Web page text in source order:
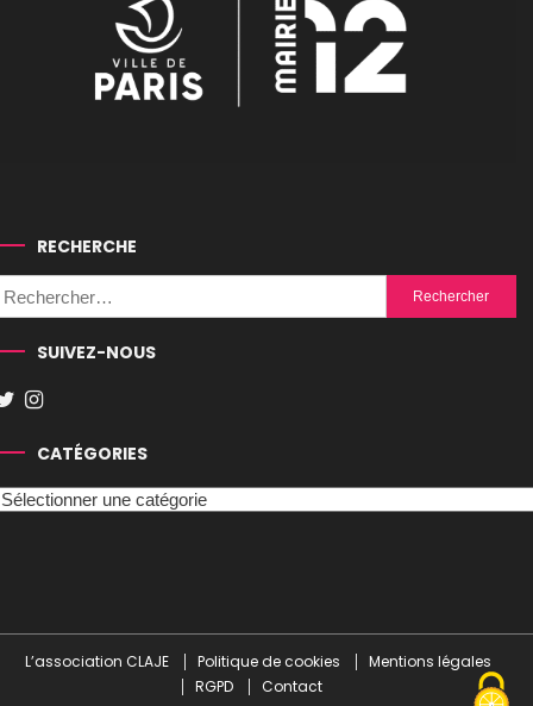
RECHERCHE
Rechercher :
SUIVEZ-NOUS
CATÉGORIES
L’association CLAJE Politique de cookies
Mentions légales
RGPD
Contact